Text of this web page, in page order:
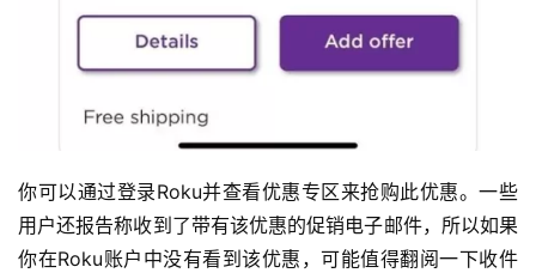
你可以通过登录Roku并查看优惠专区来抢购此优惠。一些
用户还报告称收到了带有该优惠的促销电子邮件，所以如果
你在Roku账户中没有看到该优惠，可能值得翻阅一下收件